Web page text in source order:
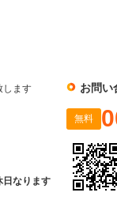
します
なります
お問い
無料